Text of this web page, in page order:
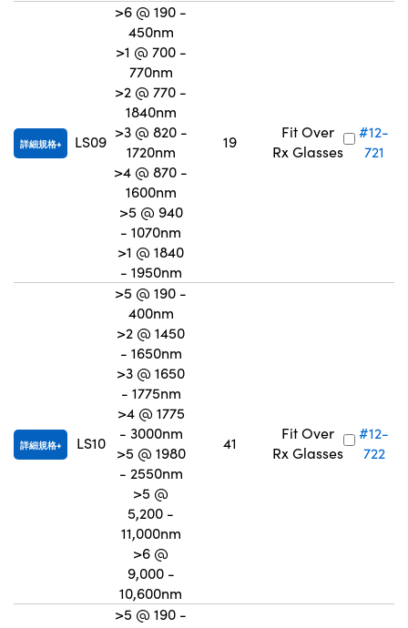
詳細規格 LS09
>6 @ 190 -
450nm
>1 @ 700 -
770nm
>2 @ 770 -
1840nm
>3 @ 820 -
1720nm
>4 @ 870 -
1600nm
>5 @ 940
- 1070nm
>1 @ 1840
- 1950nm
19
Fit Over
Rx Glasses
#12-
721
詳細規格 LS10
>5 @ 190 -
400nm
>2 @ 1450
- 1650nm
>3 @ 1650
- 1775nm
>4 @ 1775
- 3000nm
>5 @ 1980
- 2550nm
>5 @
5,200 -
11,000nm
>6 @
9,000 -
10,600nm
41
Fit Over
Rx Glasses
#12-
722
>5 @ 190 -